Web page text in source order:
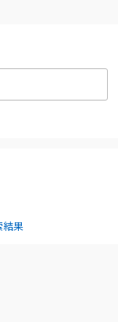
結果